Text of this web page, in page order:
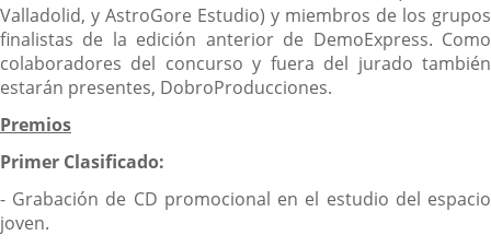
Valladolid, y AstroGore Estudio) y miembros de los grupos
finalistas de la edición anterior de DemoExpress. Como
colaboradores del concurso y fuera del jurado también
estarán presentes, DobroProducciones.
Premios
Primer Clasificado:
- Grabación de CD promocional en el estudio del espacio
joven.